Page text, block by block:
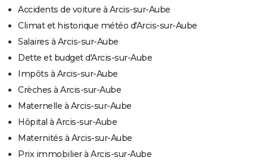
Accidents de voiture à Arcis-sur-Aube
Climat et historique météo d'Arcis-sur-Aube
Salaires à Arcis-sur-Aube
Dette et budget d'Arcis-sur-Aube
Impôts à Arcis-sur-Aube
Crèches à Arcis-sur-Aube
Maternelle à Arcis-sur-Aube
Hôpital à Arcis-sur-Aube
Maternités à Arcis-sur-Aube
Prix immobilier à Arcis-sur-Aube